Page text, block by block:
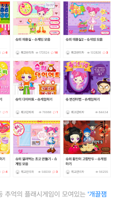
추억의 플래시게임이 모여있는 '개끌잼